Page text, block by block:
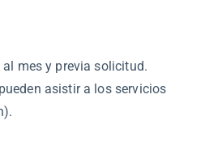
mes y previa solicitud.
asistir a los servicios